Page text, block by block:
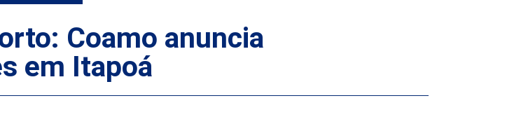
Coamo anuncia
em Itapoá